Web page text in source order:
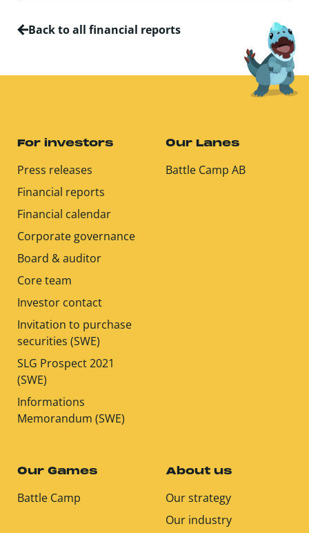
Back to all financial reports
For investors
Press releases
Financial reports
Financial calendar
Corporate governance
Board & auditor
Core team
Investor contact
Invitation to purchase
securities (SWE)
SLG Prospect 2021
(SWE)
Informations
Memorandum (SWE)
Our Lanes
Battle Camp AB
Our Games
Battle Camp
About us
Our strategy
Our industry